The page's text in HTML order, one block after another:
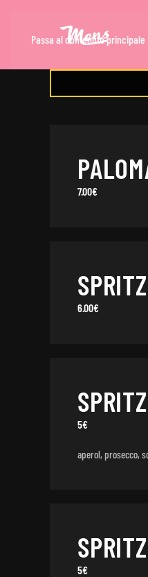
Passa al contenuto principale
7.00€
6.00€
5€
aperol, prosecco,
5€